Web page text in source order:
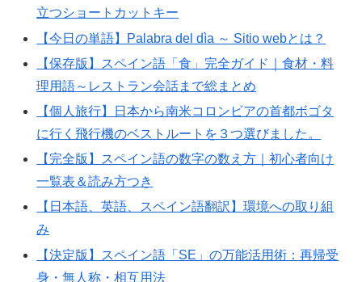
立つショートカットキー
【今日の単語】Palabra del dìa ～ Sitio webとは？
【保存版】スペイン語「食」完全ガイド｜食材・料
理用語～レストラン会話まで総まとめ
【個人旅行】日本から南米コロンビアの首都ボゴタ
に行く飛行機のベストルートを３つ選びました。
【完全版】スペイン語の数字の数え方｜初心者向け
一覧表＆読み方つき
【日本語、英語、スペイン語翻訳】環境への取り組
み
【決定版】スペイン語「SE」の万能活用術：再帰受
身・無人称・相互用法